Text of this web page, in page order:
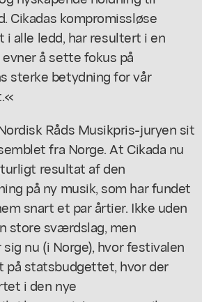
Cikadas kompromissløse
i alle ledd, har resultert i en
å sette fokus på
sterke betydning for vår
Råds Musikpris-juryen sit
fra Norge. At Cikada nu
resultat af den
på ny musik, som har fundet
snart et par årtier. Ikke uden
store sværdslag, men
nu (i Norge), hvor festivalen
på statsbudgettet, hvor der
i den nye